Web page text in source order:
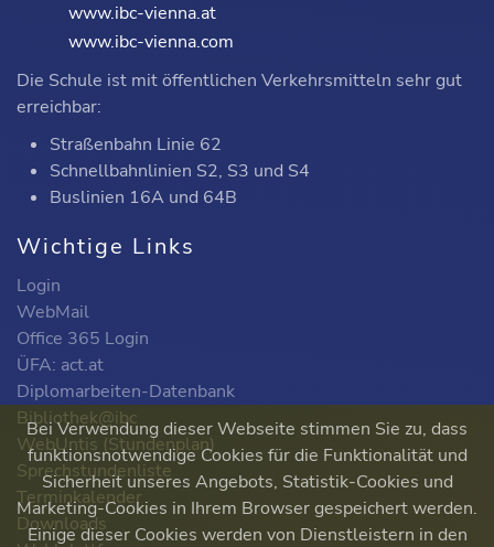
www.ibc-vienna.at
www.ibc-vienna.com
Die Schule ist mit öffentlichen Verkehrsmitteln sehr gut
erreichbar:
Straßenbahn Linie 62
Schnellbahnlinien S2, S3 und S4
Buslinien 16A und 64B
Wichtige Links
Login
WebMail
Office 365 Login
ÜFA: act.at
Diplomarbeiten-Datenbank
Bibliothek@ibc
WebUntis (Stundenplan)
Sprechstundenliste
Terminkalender
Downloads
Bei Verwendung dieser Webseite stimmen Sie zu, dass
funktionsnotwendige Cookies für die Funktionalität und
Sicherheit unseres Angebots, Statistik-Cookies und
Marketing-Cookies in Ihrem Browser gespeichert werden.
Einige dieser Cookies werden von Dienstleistern in den